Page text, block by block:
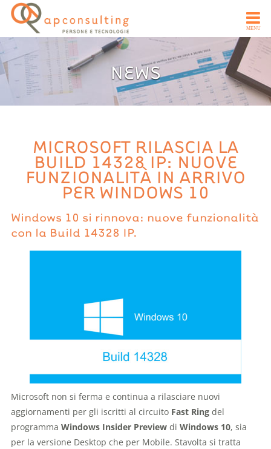
NEWS
MICROSOFT RILASCIA LA
BUILD 14328 IP: NUOVE
FUNZIONALITÀ IN ARRIVO
PER WINDOWS 10
Windows 10 si rinnova: nuove funzionalità
con la Build 14328 IP.
Microsoft non si ferma e continua a rilasciare nuovi
aggiornamenti per gli iscritti al circuito Fast Ringdel
programma Windows Insider Previewdi Windows 10, sia
per la versione Desktop che per Mobile. Stavolta si tratta